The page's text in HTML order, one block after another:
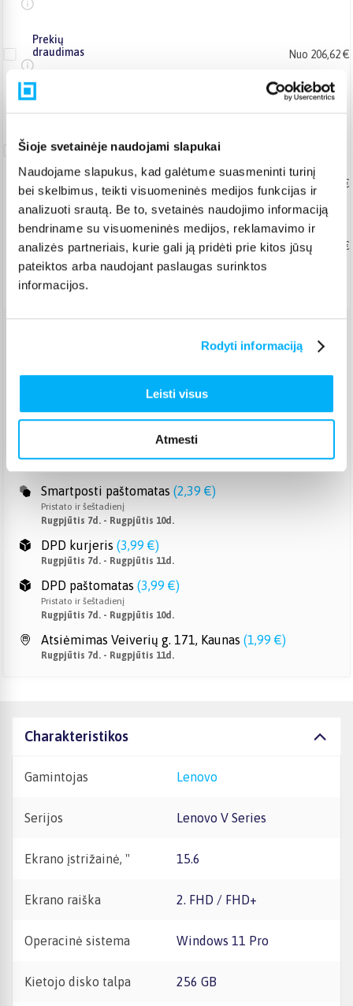
Šioje svetainėje naudojami slapukai
Naudojame slapukus, kad galėtume suasmeninti turinį
bei skelbimus, teikti visuomeninės medijos funkcijas ir
analizuoti srautą. Be to, svetainės naudojimo informaciją
bendriname su visuomeninės medijos, reklamavimo ir
analizės partneriais, kurie gali ją pridėti prie kitos jūsų
pateiktos arba naudojant paslaugas surinktos
informacijos.
Rodyti informaciją
Leisti visus
Atmesti
Prekių
draudimas
Nuo 206,62 €
+ 1
Pratęsta
garantija
Taisymo garantija Nuo 193,62 €
+ 2 + 3 metai
Pratęsta taisymo garantija įmonėms Nuo 206,62 €
+ 2 + 3 metai
Nemokamai)
2,99 € )
Rugpjūtis 7d. - Rugpjūtis 11d.
(2,29 €)
Smartposti paštomatas (2,39 €)
Pristato ir šeštadienį
Rugpjūtis 7d. - Rugpjūtis 10d.
DPD kurjeris (3,99 €)
Rugpjūtis 7d. - Rugpjūtis 11d.
DPD paštomatas (3,99 €)
Pristato ir šeštadienį
Rugpjūtis 7d. - Rugpjūtis 10d.
Atsiėmimas Veiverių g. 171, Kaunas (1,99 €)
Rugpjūtis 7d. - Rugpjūtis 11d.
Charakteristikos
Gamintojas Lenovo
Serijos Lenovo V Series
Ekrano įstrižainė, " 15.6
Ekrano raiška 2. FHD / FHD+
Operacinė sistema Windows 11 Pro
Kietojo disko talpa 256 GB